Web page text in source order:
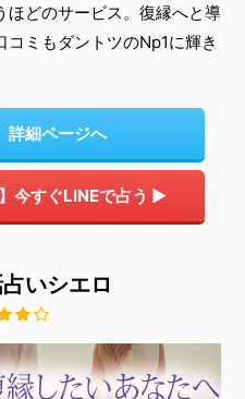
ほどのサービス。復縁へと導
コミもダントツのNp1に輝き
詳細ページへ
】今すぐLINEで占う ▶
いシエロ